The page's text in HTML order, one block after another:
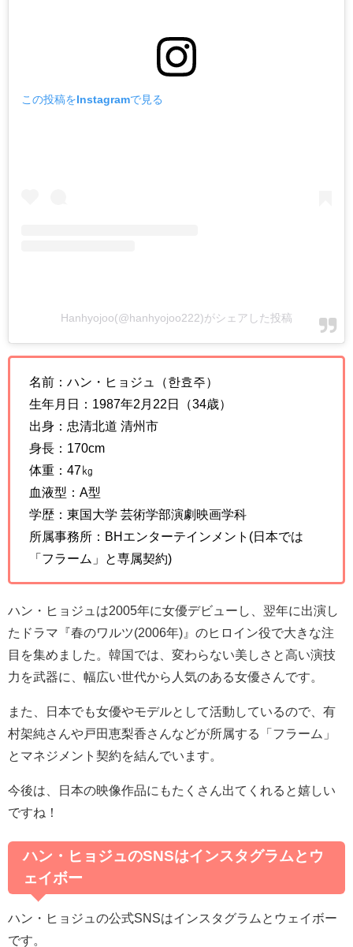
この投稿をInstagramで見る
Hanhyojoo(@hanhyojoo222)がシェアした投稿
名前：ハン・ヒョジュ（한효주）
生年月日：1987年2月22日（34歳）
出身：忠清北道 清州市
身長：170cm
体重：47㎏
血液型：A型
学歴：東国大学 芸術学部演劇映画学科
所属事務所：BHエンターテインメント(日本では
「フラーム」と専属契約)
ハン・ヒョジュは2005年に女優デビューし、翌年に出演し
たドラマ『春のワルツ(2006年) 』のヒロイン役で大きな注
目を集めました。韓国では、変わらない美しさと高い演技
力を武器に、幅広い世代から人気のある女優さんです。
また、日本でも女優やモデルとして活動しているので、有
村架純さんや戸田恵梨香さんなどが所属する「フラーム」
とマネジメント契約を結んでいます。
今後は、日本の映像作品にもたくさん出てくれると嬉しい
ですね！
ハン・ヒョジュのSNSはインスタグラムとウ
ェイボー
ハン・ヒョジュの公式SNSはインスタグラムとウェイボー
です。